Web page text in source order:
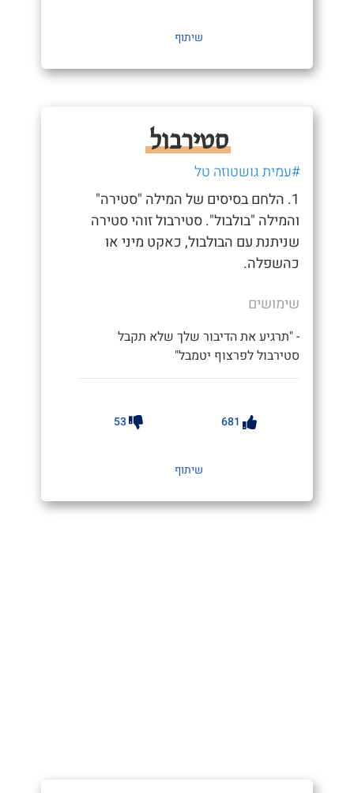
שיתוף
סטירבול
#עמית גושטוזה טל
1. הלחם בסיסים של המילה "סטירה"
והמילה "בולבול". סטירבול זוהי סטירה
שניתנת עם הבולבול, כאקט מיני או
כהשפלה.
שימושים
- "תרגיע את הדיבור שלך שלא תקבל
סטירבול לפרצוף יטמבל"
681
53
שיתוף